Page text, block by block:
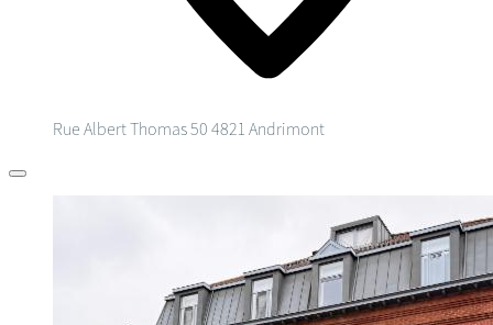
Rue Albert Thomas 50 4821 Andrimont